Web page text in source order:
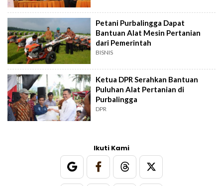
Petani Purbalingga Dapat
Bantuan Alat Mesin Pertanian
dari Pemerintah
BISNIS
Ketua DPR Serahkan Bantuan
Puluhan Alat Pertanian di
Purbalingga
DPR
Ikuti Kami